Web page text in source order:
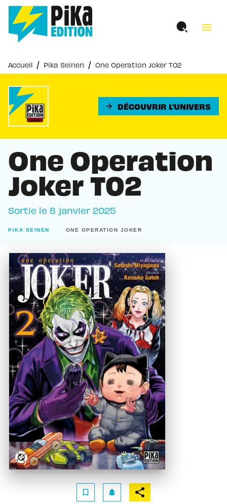
MENU RECHERCHE
PIED DE PAGE
menu
Accueil / Pika Seinen / One Operation Joker T02
arrow_forward DÉCOUVRIR L'UNIVERS
One Operation
Joker T02
Sortie le 8 janvier 2025
PIKA SEINEN ONE OPERATION JOKER
bookmark_border notifications